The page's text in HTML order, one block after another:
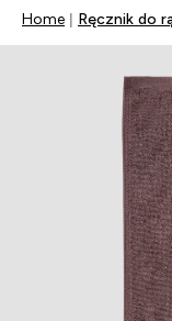
Home Ręcznik do